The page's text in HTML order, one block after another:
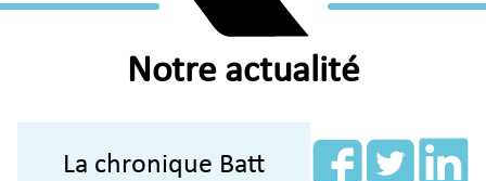
Notre actualité
La chronique Batt